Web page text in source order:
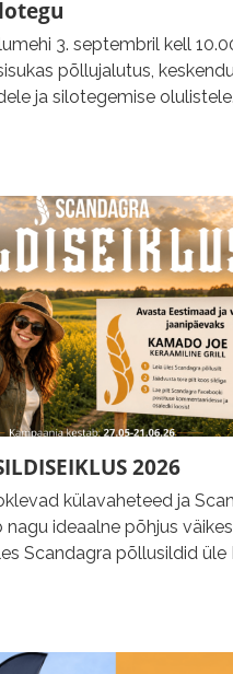
3. septembril kell
põllujalutus,
ja silotegemise olulistele
2026
külavaheteed ja
ideaalne põhjus
Scandagra põllusildid üle
suveloosis!